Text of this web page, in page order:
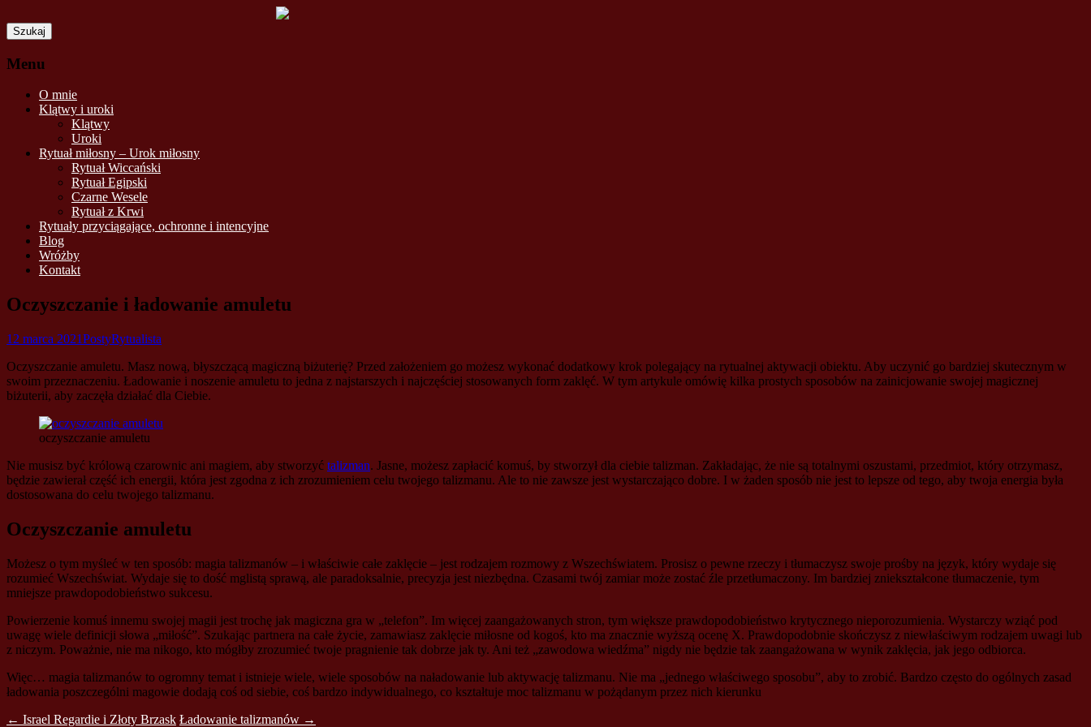
Szukaj:
Menu
Skip
O mnie
Klątwy i uroki
Klątwy
Uroki
Rytuał miłosny – Urok miłosny
Rytuał Wiccański
Rytuał Egipski
Czarne Wesele
Rytuał z Krwi
Rytuały przyciągające, ochronne i intencyjne
Blog
Wróżby
Kontakt
Oczyszczanie i ładowanie amuletu
12 marca 2021PostyRytualista
Oczyszczanie amuletu. Masz nową, błyszczącą magiczną biżuterię? Przed założeniem go możesz wykonać dodatkowy krok polegający na rytualnej aktywacji obiektu. Aby uczynić go bardziej skutecznym w
swoim przeznaczeniu. Ładowanie i noszenie amuletu to jedna z najstarszych i najczęściej stosowanych form zaklęć. W tym artykule omówię kilka prostych sposobów na zainicjowanie swojej magicznej
biżuterii, aby zaczęła działać dla Ciebie.
oczyszczanie amuletu
Nie musisz być królową czarownic ani magiem, aby stworzyć talizman. Jasne, możesz zapłacić komuś, by stworzył dla ciebie talizman. Zakładając, że nie są totalnymi oszustami, przedmiot, który otrzymasz,
będzie zawierał część ich energii, która jest zgodna z ich zrozumieniem celu twojego talizmanu. Ale to nie zawsze jest wystarczająco dobre. I w żaden sposób nie jest to lepsze od tego, aby twoja energia była
dostosowana do celu twojego talizmanu.
Oczyszczanie amuletu
Możesz o tym myśleć w ten sposób: magia talizmanów – i właściwie całe zaklęcie – jest rodzajem rozmowy z Wszechświatem. Prosisz o pewne rzeczy i tłumaczysz swoje prośby na język, który wydaje się
rozumieć Wszechświat. Wydaje się to dość mglistą sprawą, ale paradoksalnie, precyzja jest niezbędna. Czasami twój zamiar może zostać źle przetłumaczony. Im bardziej zniekształcone tłumaczenie, tym
mniejsze prawdopodobieństwo sukcesu.
Powierzenie komuś innemu swojej magii jest trochę jak magiczna gra w „telefon”. Im więcej zaangażowanych stron, tym większe prawdopodobieństwo krytycznego nieporozumienia. Wystarczy wziąć pod
uwagę wiele definicji słowa „miłość”. Szukając partnera na całe życie, zamawiasz zaklęcie miłosne od kogoś, kto ma znacznie wyższą ocenę X. Prawdopodobnie skończysz z niewłaściwym rodzajem uwagi lub
z niczym. Poważnie, nie ma nikogo, kto mógłby zrozumieć twoje pragnienie tak dobrze jak ty. Ani też „zawodowa wiedźma” nigdy nie będzie tak zaangażowana w wynik zaklęcia, jak jego odbiorca.
Więc… magia talizmanów to ogromny temat i istnieje wiele, wiele sposobów na naładowanie lub aktywację talizmanu. Nie ma „jednego właściwego sposobu”, aby to zrobić. Bardzo często do ogólnych zasad
ładowania poszczególni magowie dodają coś od siebie, coś bardzo indywidualnego, co kształtuje moc talizmanu w pożądanym przez nich kierunku
Post
← Israel Regardie i Złoty Brzask Ładowanie talizmanów →